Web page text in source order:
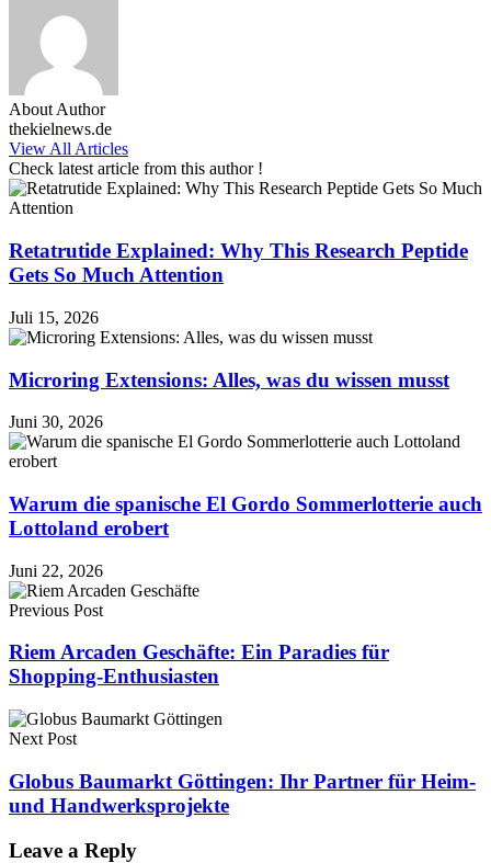
About Author
thekielnews.de
View All Articles
Check latest article from this author !
Retatrutide Explained: Why This Research Peptide
Gets So Much Attention
Juli 15, 2026
Microring Extensions: Alles, was du wissen musst
Juni 30, 2026
Warum die spanische El Gordo Sommerlotterie auch
Lottoland erobert
Juni 22, 2026
Previous Post
Riem Arcaden Geschäfte: Ein Paradies für
Shopping-Enthusiasten
Next Post
Globus Baumarkt Göttingen: Ihr Partner für Heim-
und Handwerksprojekte
Leave a Reply